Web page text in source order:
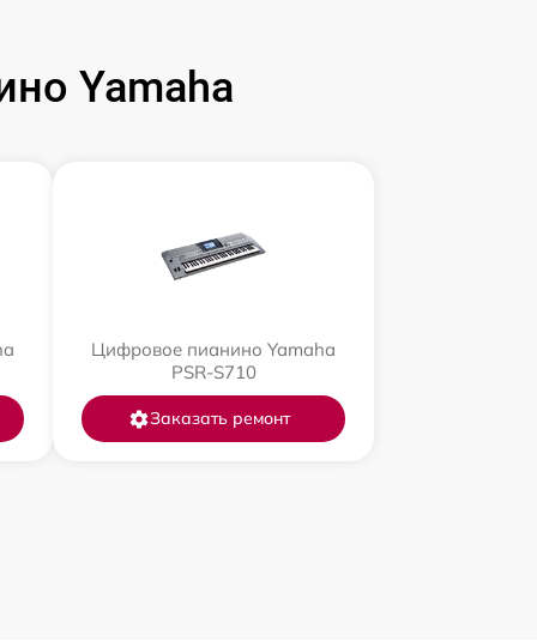
Yamaha
Цифровое пианино Yamaha
PSR-S710
Заказать ремонт